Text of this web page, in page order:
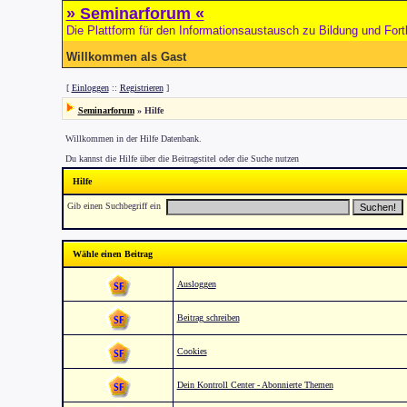
» Seminarforum «
Die Plattform für den Informationsaustausch zu Bildung und
Willkommen als Gast
[ Einloggen:: Registrieren]
Seminarforum» Hilfe
Willkommen in der Hilfe Datenbank.
Du kannst die Hilfe über die Beitragstitel oder die Suche nutzen
Hilfe
Gib einen Suchbegriff ein
Wähle einen Beitrag
Ausloggen
Beitrag schreiben
Cookies
Dein Kontroll Center - Abonnierte Themen